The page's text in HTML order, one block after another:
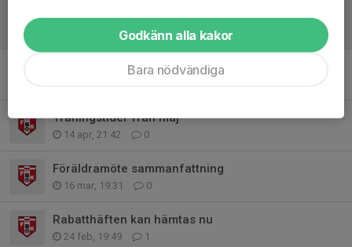
Matchkläder och fotografering
0
Ingen träningsmatch nästa vecka, flyttas fram
Träningstider från maj
14 apr, 21:42 0
Föräldramöte sammanfattning
16 mar, 19:31 0
Rabatthäften kan hämtas nu
24 feb, 19:49 1
Godkänn alla kakor
Bara nödvändiga